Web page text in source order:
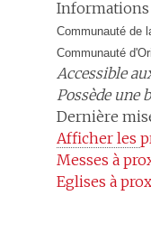
Informations
Communauté de
Communauté
Accessible
Possède une
Dernière
Afficher les
Messes à
Eglises à